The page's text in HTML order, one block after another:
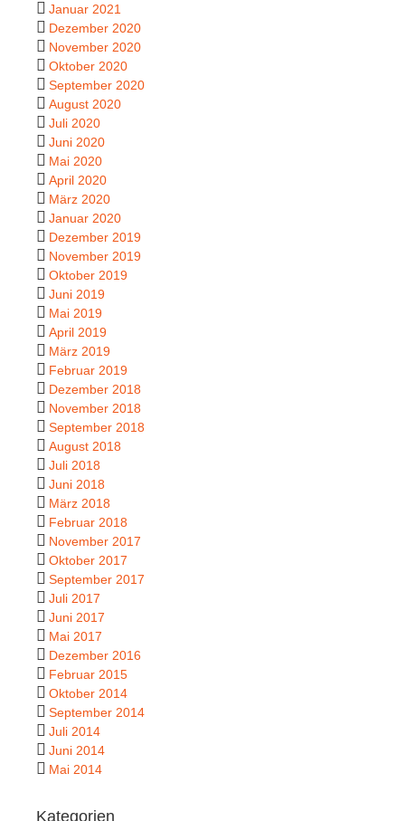
Januar 2021
Dezember 2020
November 2020
Oktober 2020
September 2020
August 2020
Juli 2020
Juni 2020
Mai 2020
April 2020
März 2020
Januar 2020
Dezember 2019
November 2019
Oktober 2019
Juni 2019
Mai 2019
April 2019
März 2019
Februar 2019
Dezember 2018
November 2018
September 2018
August 2018
Juli 2018
Juni 2018
März 2018
Februar 2018
November 2017
Oktober 2017
September 2017
Juli 2017
Juni 2017
Mai 2017
Dezember 2016
Februar 2015
Oktober 2014
September 2014
Juli 2014
Juni 2014
Mai 2014
Kategorien